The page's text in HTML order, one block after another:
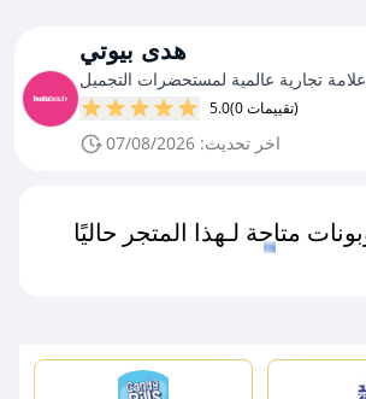
هدى بيوتي
علامة تجارية عالمية لمستحضرات التجميل
5.0 (0 تقييمات)
اخر تحديث: 07/08/2026